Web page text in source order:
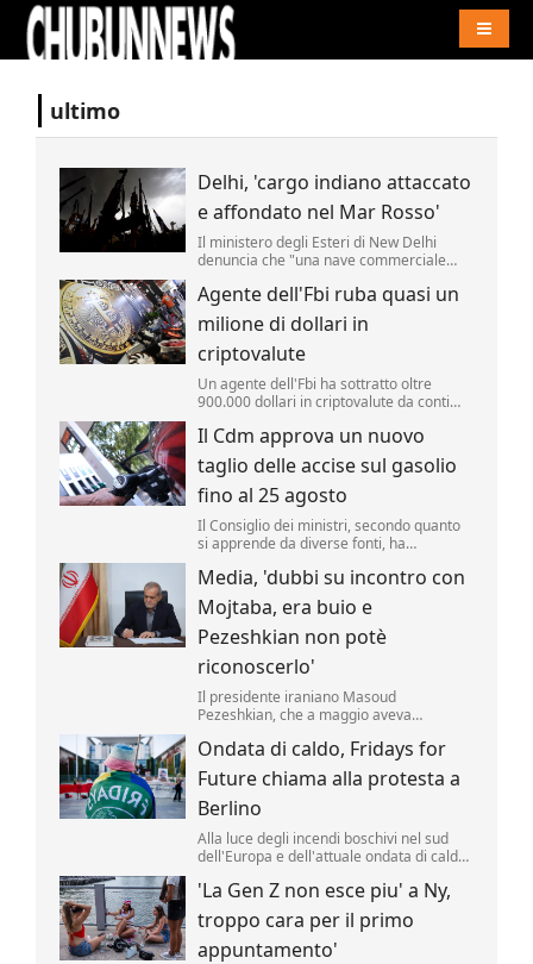
ultimo
Delhi, 'cargo indiano attaccato
e affondato nel Mar Rosso'
Il ministero degli Esteri di New Delhi
denuncia che "una nave commerciale
Noore Oliya" ha subito "un attacco" ed "è
affondata nel Mar Rosso al largo delle
coste dello Yemen".
Agente dell'Fbi ruba quasi un
milione di dollari in
criptovalute
Un agente dell'Fbi ha sottratto oltre
900.000 dollari in criptovalute da conti
un'indagine. Lo riporta la Cnn.
Il Cdm approva un nuovo
taglio delle accise sul gasolio
fino al 25 agosto
Il Consiglio dei ministri, secondo quanto
si apprende da diverse fonti, ha
gasolio fino al 25 agosto. Il valore della
riduzione resta di 17 centesimi al litro
(compresa l'Iva) .
Media, 'dubbi su incontro con
Mojtaba, era buio e
Pezeshkian non potè
riconoscerlo'
Il presidente iraniano Masoud
Pezeshkian, che a maggio aveva
nuova Guida Suprema Mojtaba
Khamenei, avrebbe avuto solo un
incontro di pochi minuti, al buio, senza
poterlo riconoscere.
Ondata di caldo, Fridays for
Future chiama alla protesta a
Berlino
Alla luce degli incendi boschivi nel sud
dell'Europa e dell'attuale ondata di caldo,
"Fridays for Future" ha indetto per giovedì
pomeriggio una manifestazione davanti
alla Cancelleria federale tedesca a
Berlino.
'La Gen Z non esce piu' a Ny,
troppo cara per il primo
appuntamento'